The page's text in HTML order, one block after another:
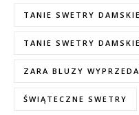
TANIE SWETRY DAMSKIE
TANIE SWETRY
ZARA BLUZY
ŚWIĄTECZNE SWETRY